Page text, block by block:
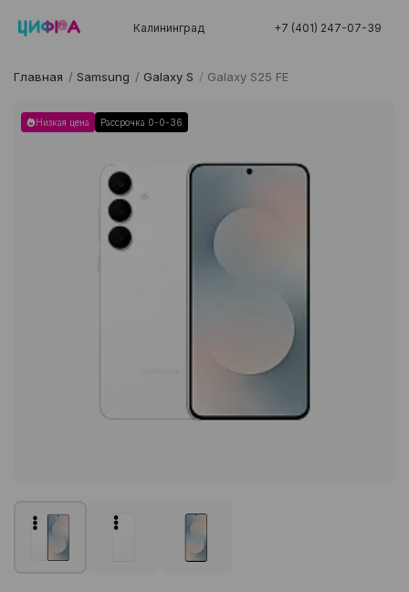
Калининград +7 (401) 247-07-39
Главная / Samsung / Galaxy S / Galaxy S25 FE
Низкая цена Рассрочка 0-0-36